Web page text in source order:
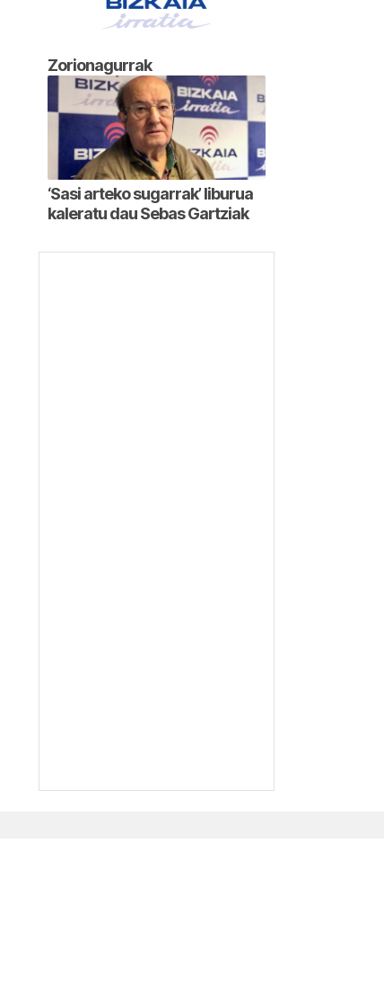
Zorionagurrak
‘Sasi arteko sugarrak’ liburua
kaleratu dau Sebas Gartziak